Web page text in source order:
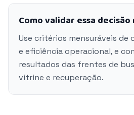
Como validar essa
Use critérios mensuráveis de
e eficiência operacional, e
resultados das frentes de
vitrine e recuperação.